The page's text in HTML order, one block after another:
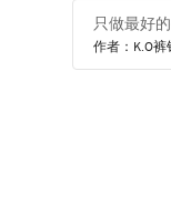
只做最好
作者：K.O裤